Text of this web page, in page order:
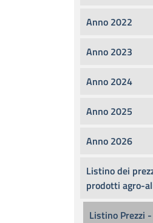
Anno 2022
Anno 2023
Anno 2024
Anno 2025
Anno 2026
Listino dei
prodotti agro-
Listino Prezzi